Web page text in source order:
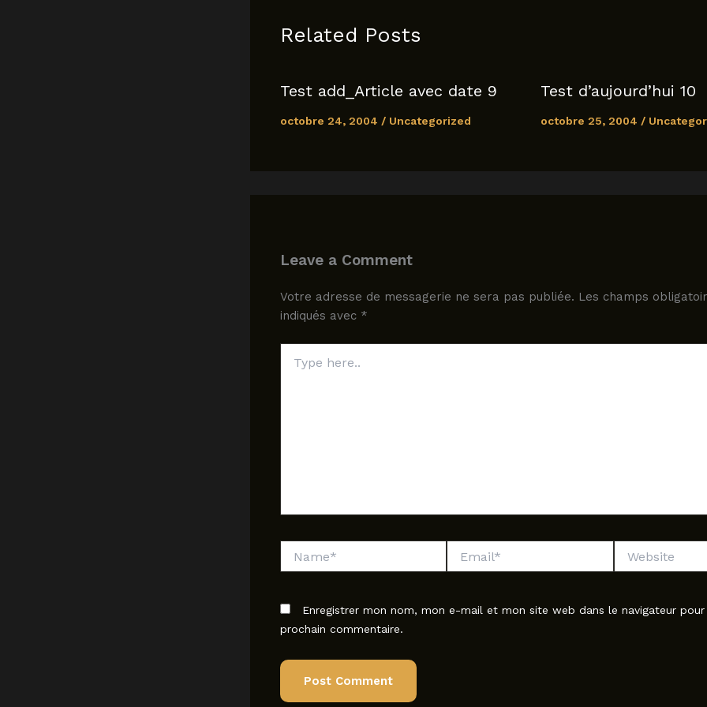
k
Related Posts
Test add_Article avec date 9
octobre 24, 2004 / Uncategorized
Test d’aujourd’hui 10
octobre 25, 2004 /
Leave a Comment
Votre adresse de messagerie ne sera pas publiée. Les champs
indiqués avec *
here..
Enregistrer mon nom, mon e-mail et mon site web dans le navigateur pour
prochain commentaire.